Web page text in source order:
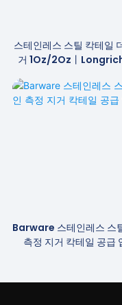
스테인레스 스틸 칵테일
거 1Oz/2Oz丨
Barware 스테인레스 스
측정 지거 칵테일 공급